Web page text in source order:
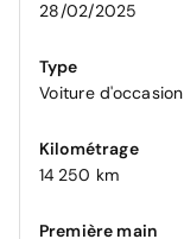
28/02/2025
Type
Voiture d'occasion
Kilométrage
14 250 km
Première main